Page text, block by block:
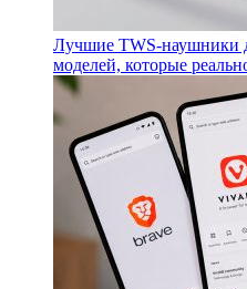
Лучшие TWS-наушники
моделей, которые